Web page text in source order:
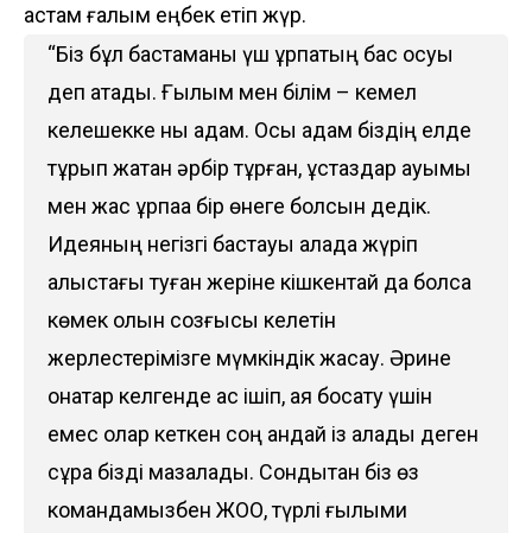
астам ғалым еңбек етіп жүр.
“Біз бұл бастаманы үш ұрпақтың бас қосуы
деп атадық. Ғылым мен білім – кемел
келешекке нық қадам. Осы қадам біздің елде
тұрып жатқан әрбір тұрған, ұстаздар қауымы
мен жас ұрпаққа бір өнеге болсын дедік.
Идеяның негізгі бастауы қалада жүріп
алыстағы туған жеріне кішкентай да болса
көмек қолын созғысы келетін
жерлестерімізге мүмкіндік жасау. Әрине
қонақтар келгенде ас ішіп, аяқ босату үшін
емес олар кеткен соң қандай із қалады деген
сұрақ бізді мазалады. Сондықтан біз өз
командамызбен ЖОО, түрлі ғылыми